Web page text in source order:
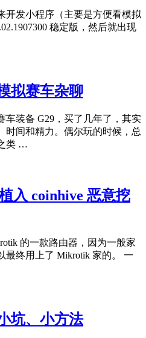
开发小程序（主要是方便看模拟
稳定版，然后就出现
拟赛车杂聊
车装备 G29，买了几年了，其实
时间和精力。偶尔玩的时候，总
类 …
入 coinhive 恶意挖
的一款路由器，因为一般家
最终用上了 Mikrotik 家的。 一
坑、小方法